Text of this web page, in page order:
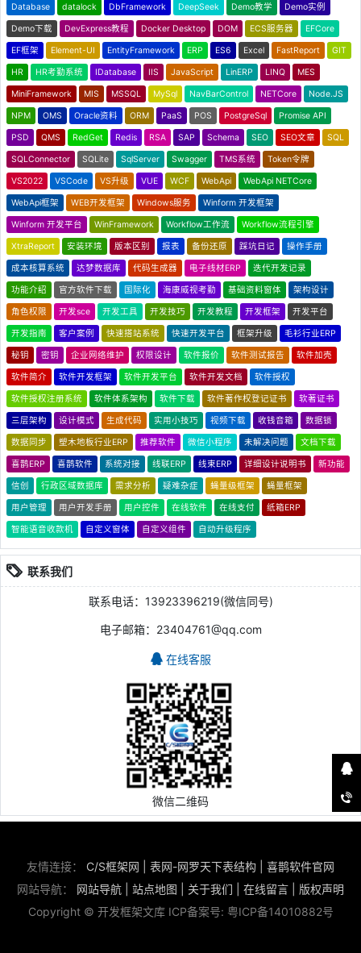
Database datalock DbFramework DeepSeek Demo教学 Demo实例
Demo下载 DevExpress教程 Docker Desktop DOM ECS服务器 EFCore
EF框架 Element-UI EntityFramework ERP ES6 Excel FastReport GIT
HR HR考勤系统 IDatabase IIS JavaScript LinERP LINQ MES
MiniFramework MIS MSSQL MySql NavBarControl NETCore Node.JS
NPM OMS Oracle资料 ORM PaaS POS PostgreSql Promise API
PSD QMS RedGet Redis RSA SAP Schema SEO SEO文章 SQL
SQLConnector SQLite SqlServer Swagger TMS系统 Token令牌
VS2022 VSCode VS升级 VUE WCF WebApi WebApi NETCore
WebApi框架 WEB开发框架 Windows服务 Winform 开发框架
Winform 开发平台 WinFramework Workflow工作流 Workflow流程引擎
XtraReport 安装环境 版本区别 报表 备份还原 踩坑日记 操作手册
成本核算系统 达梦数据库 代码生成器 电子线材ERP 迭代开发记录
功能介绍 官方软件下载 国际化 海康威视考勤 基础资料窗体 架构设计
角色权限 开发sce 开发工具 开发技巧 开发教程 开发框架 开发平台
开发指南 客户案例 快速搭站系统 快速开发平台 框架升级 毛衫行业ERP
秘钥 密钥 企业网络维护 权限设计 软件报价 软件测试报告 软件加壳
软件简介 软件开发框架 软件开发平台 软件开发文档 软件授权
软件授权注册系统 软件体系架构 软件下载 软件著作权登记证书 软著证书
三层架构 设计模式 生成代码 实用小技巧 视频下载 收钱音箱 数据锁
数据同步 塑木地板行业ERP 推荐软件 微信小程序 未解决问题 文档下载
喜鹊ERP 喜鹊软件 系统对接 线联ERP 线束ERP 详细设计说明书 新功能
信创 行政区域数据库 需求分析 疑难杂症 蝇量级框架 蝇量框架
用户管理 用户开发手册 用户控件 在线软件 在线支付 纸箱ERP
智能语音收款机 自定义窗体 自定义组件 自动升级程序
联系我们
联系电话：13923396219(微信同号)
电子邮箱：23404761@qq.com
在线客服
微信二维码
友情连接： C/S框架网 表网-网罗天下表结构
喜鹊软件官网
网站导航： 网站导航 站点地图 关于我们 在线留言
版权声明
Copyright © 开发框架文库 ICP备案号: 粤ICP备14010882号